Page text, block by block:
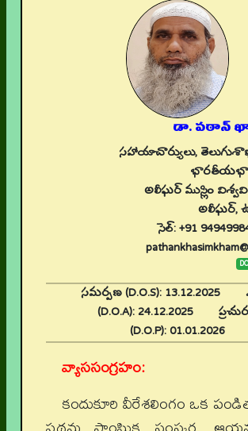
డా. పఠాన్
సహాయాచార్యులు,
అలీఘర్ ముస్లిం
అలీఘర్,
సెల్: +91
సమర్పణ (D.O.S):13.12.2025
(D.O.A):24.12.2025
(D.O.P):01.01.2026
వ్యాససంగ్రహం:
కందుకూరి వీరేశలింగం ఒక